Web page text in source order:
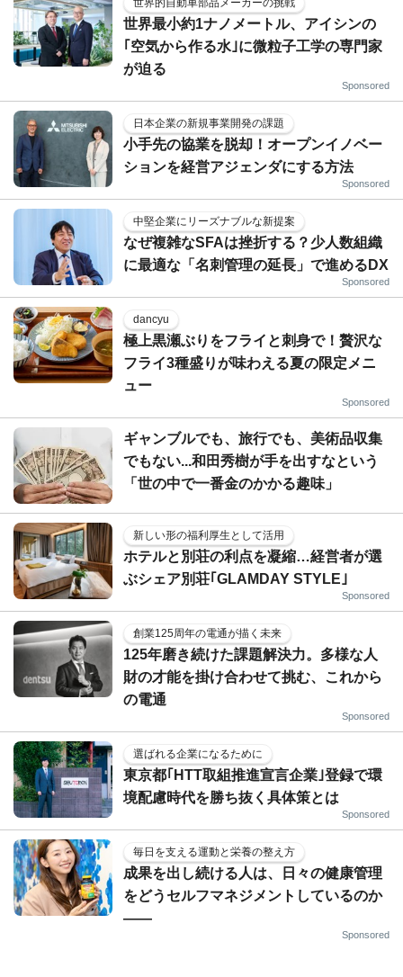
世界的自動車部品メーカーの挑戦
世界最小約1ナノメートル、アイシンの
｢空気から作る水｣に微粒子工学の専門家
が迫る
Sponsored
日本企業の新規事業開発の課題
小手先の協業を脱却！オープンイノベー
ションを経営アジェンダにする方法
Sponsored
中堅企業にリーズナブルな新提案
なぜ複雑なSFAは挫折する？少人数組織
に最適な「名刺管理の延長」で進めるDX
Sponsored
dancyu
極上黒瀬ぶりをフライと刺身で！贅沢な
フライ3種盛りが味わえる夏の限定メニ
ュー
Sponsored
ギャンブルでも、旅行でも、美術品収集
でもない...和田秀樹が手を出すなという
「世の中で一番金のかかる趣味」
新しい形の福利厚生として活用
ホテルと別荘の利点を凝縮…経営者が選
ぶシェア別荘｢GLAMDAY STYLE｣
Sponsored
創業125周年の電通が描く未来
125年磨き続けた課題解決力。多様な人
財の才能を掛け合わせて挑む、これから
の電通
Sponsored
選ばれる企業になるために
東京都｢HTT取組推進宣言企業｣登録で環
境配慮時代を勝ち抜く具体策とは
Sponsored
毎日を支える運動と栄養の整え方
成果を出し続ける人は、日々の健康管理
をどうセルフマネジメントしているのか
——
Sponsored